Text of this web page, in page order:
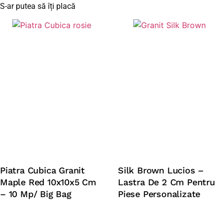
S-ar putea să îți placă
Piatra Cubica Granit
Maple Red 10x10x5 Cm
– 10 Mp/ Big Bag
Silk Brown Lucios –
Lastra De 2 Cm Pentru
Piese Personalizate